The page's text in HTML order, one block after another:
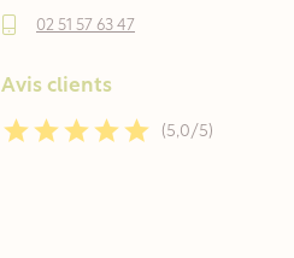
02 51 57 63 47
Avis clients
(5,0/5)